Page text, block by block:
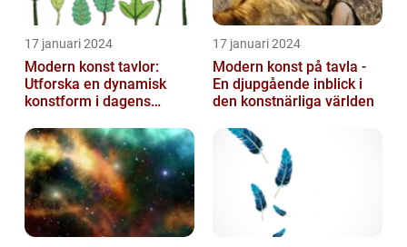
17 januari 2024
Modern konst tavlor:
Utforska en dynamisk
konstform i dagens
17 januari 2024
Modern konst på tavla -
En djupgående inblick i
den konstnärliga världen